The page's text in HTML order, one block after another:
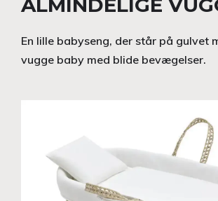
ALMINDELIGE
En lille babyseng, der står på gulvet
vugge baby med blide bevægelser.